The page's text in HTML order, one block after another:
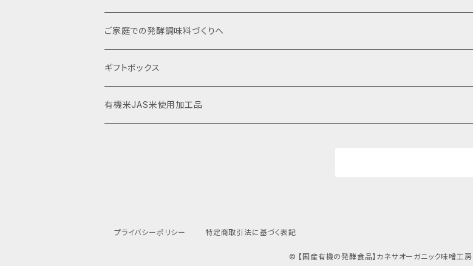
自宅で詰め替え袋入り
ストレートタイプ
ご家庭での発酵調味料づくりへ
ギフトボックス
有機米JAS米使用加工品
プライバシーポリシー 特定商取引法に基づく表記
© 【国産有機の発酵食品】カネサオーガニック味噌工房